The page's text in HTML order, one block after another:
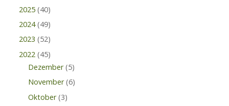
2025 (40)
2024 (49)
2023 (52)
2022 (45)
Dezember (5)
November (6)
Oktober (3)